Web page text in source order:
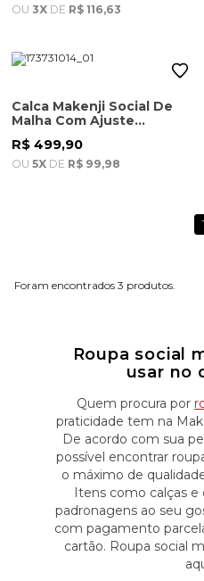
OU 3X DE R$ 116,63
Calca Makenji Social De
Malha Com Ajuste
Masculina Areia
R$ 499,90
OU 5X DE R$ 99,98
1
3
Roupa social
usar no
Quem procura por
praticidade tem na
De acordo com sua
possível encontrar
o máximo de
Itens como calças e
padronagens ao seu
com pagamento
cartão. Roupa social